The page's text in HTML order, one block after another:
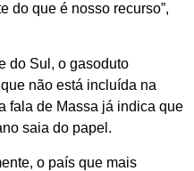
do que é nosso recurso”,
do Sul, o gasoduto
não está incluída na
fala de Massa já indica que
saia do papel.
o país que mais